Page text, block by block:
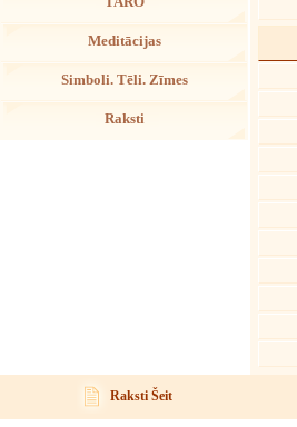
Meditācijas
Simboli. Tēli. Zīmes
Raksti
Raksti Šeit